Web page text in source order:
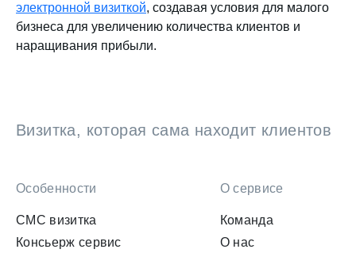
электронной визиткой, создавая условия для малого
бизнеса для увеличению количества клиентов и
наращивания прибыли.
Визитка, которая сама находит клиентов
Особенности
СМС визитка
Консьерж сервис
О сервисе
Команда
О нас